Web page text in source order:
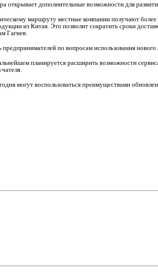
дополнительные возможности для
маршруту местные компании получают
из Китая. Это позволит сократить сроки
Гагиев.
по вопросам использования нового
планируется расширить возможности
могут воспользоваться преимуществами